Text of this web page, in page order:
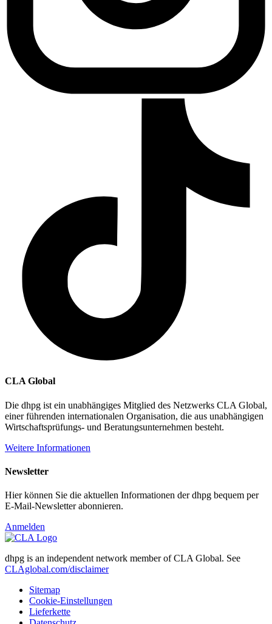
CLA Global
Die dhpg ist ein unabhängiges Mitglied des Netzwerks CLA Global,
einer führenden internationalen Organisation, die aus unabhängigen
Wirtschaftsprüfungs- und Beratungsunternehmen besteht.
Weitere Informationen
Newsletter
Hier können Sie die aktuellen Informationen der dhpg bequem per
E-Mail-Newsletter abonnieren.
Anmelden
dhpg is an independent network member of CLA Global. See
CLAglobal.com/disclaimer
Sitemap
Cookie-Einstellungen
Lieferkette